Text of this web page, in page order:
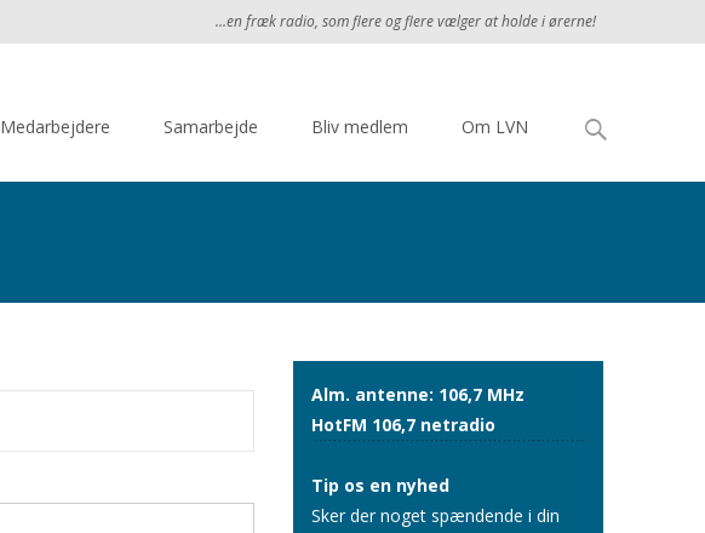
...en fræk radio, som flere og flere vælger at holde i ørerne!
Medarbejdere Samarbejde Bliv medlem Om LVN
Søg
efter:
Alm. antenne: 106,7 MHz
HotFM 106,7 netradio
Tip os en nyhed
Sker der noget spændende i din